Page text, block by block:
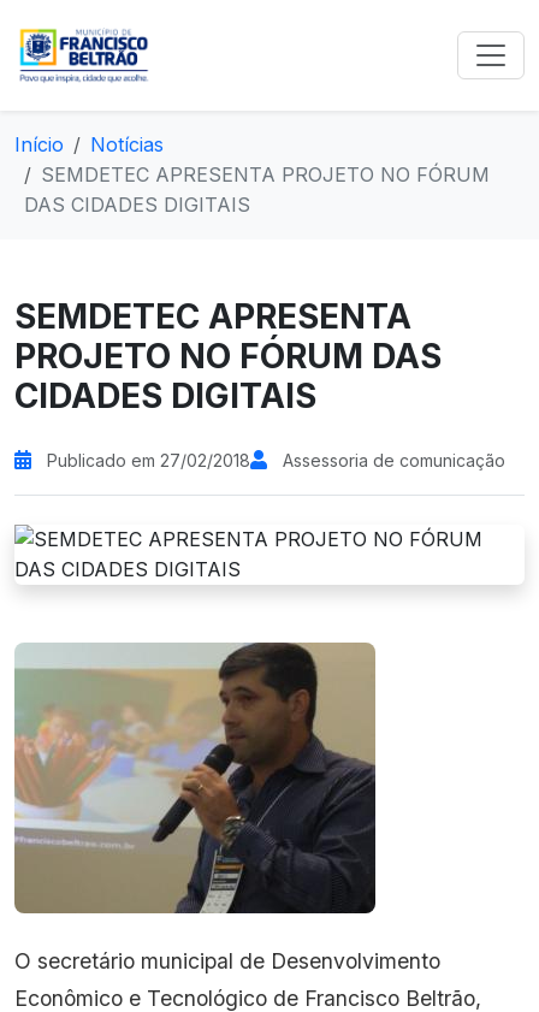
Início
Notícias
SEMDETEC APRESENTA PROJETO NO FÓRUM
DAS CIDADES DIGITAIS
SEMDETEC APRESENTA
PROJETO NO FÓRUM DAS
CIDADES DIGITAIS
Publicado em 27/02/2018 Assessoria de comunicação
O secretário municipal de Desenvolvimento
Econômico e Tecnológico de Francisco Beltrão,